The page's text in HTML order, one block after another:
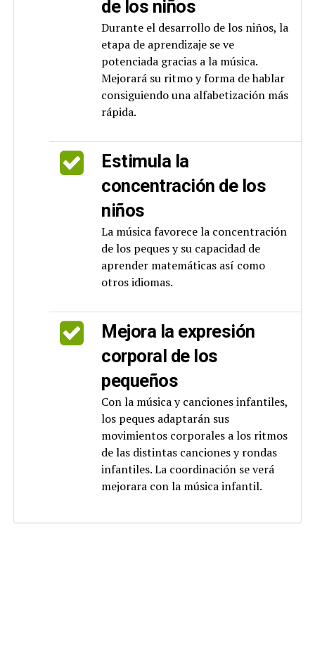
de los niños
Durante el desarrollo de los niños, la
etapa de aprendizaje se ve
potenciada gracias a la música.
Mejorará su ritmo y forma de hablar
consiguiendo una alfabetización más
rápida.
Estimula la
concentración de los
niños
La música favorece la concentración
de los peques y su capacidad de
aprender matemáticas así como
otros idiomas.
Mejora la expresión
corporal de los
pequeños
Con la música y canciones infantiles,
los peques adaptarán sus
movimientos corporales a los ritmos
de las distintas canciones y rondas
infantiles. La coordinación se verá
mejorara con la música infantil.